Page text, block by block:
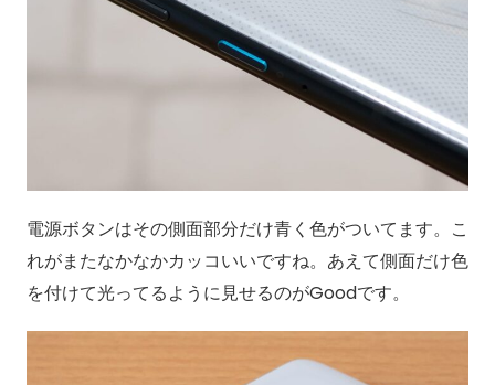
電源ボタンはその側面部分だけ青く色がついてます。こ
れがまたなかなかカッコいいですね。あえて側面だけ色
を付けて光ってるように見せるのがGoodです。